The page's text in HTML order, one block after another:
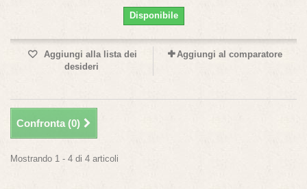
Disponibile
Aggiungi alla lista dei
desideri
Aggiungi al comparatore
Confronta (0)
Mostrando 1 - 4 di 4 articoli